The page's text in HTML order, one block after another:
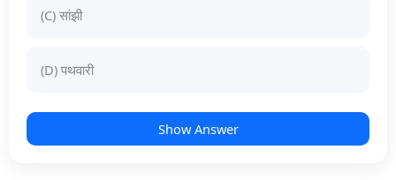
(C) सांझी
(D) पथवारी
Show Answer